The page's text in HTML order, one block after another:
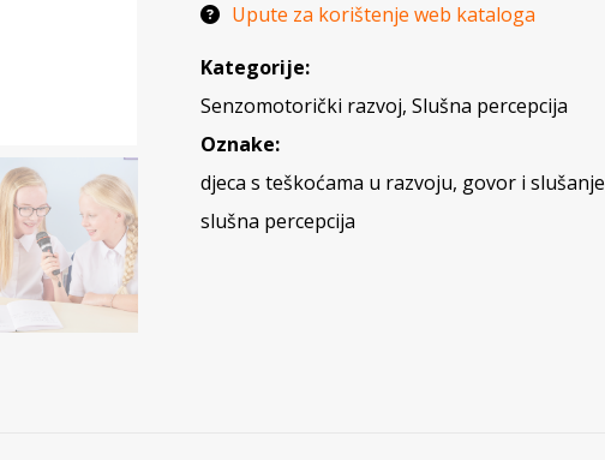
Upute za korištenje web kataloga
Kategorije:
Senzomotorički razvoj, Slušna percepcija
Oznake:
djeca s teškoćama u razvoju, govor i slušanje
slušna percepcija